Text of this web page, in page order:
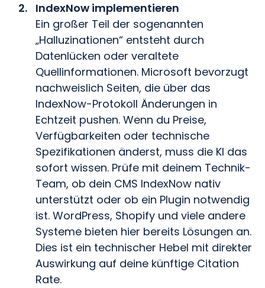
IndexNow implementieren
Ein großer Teil der sogenannten
„Halluzinationen“ entsteht durch
Datenlücken oder veraltete
Quellinformationen. Microsoft bevorzugt
nachweislich Seiten, die über das
IndexNow-Protokoll Änderungen in
Echtzeit pushen. Wenn du Preise,
Verfügbarkeiten oder technische
Spezifikationen änderst, muss die KI das
sofort wissen. Prüfe mit deinem Technik-
Team, ob dein CMS IndexNow nativ
unterstützt oder ob ein Plugin notwendig
ist. WordPress, Shopify und viele andere
Systeme bieten hier bereits Lösungen an.
Dies ist ein technischer Hebel mit direkter
Auswirkung auf deine künftige Citation
Rate.